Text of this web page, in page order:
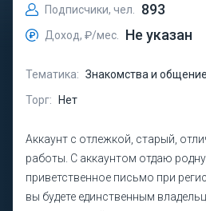
Подписчики, чел. 893
Доход, ₽/мес. Не указан
Тематика: Знакомства и общение
Торг:
Нет
Аккаунт с отлежкой, старый,
работы. С аккаунтом отдаю
приветственное письмо при
вы будете единственным